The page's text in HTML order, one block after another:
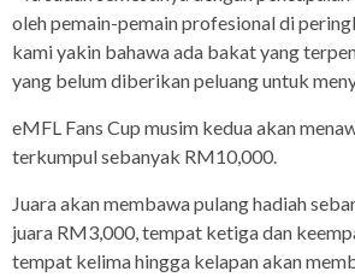
oleh pemain-pemain profesional di
kami yakin bahawa ada bakat yang
yang belum diberikan peluang untuk
eMFL Fans Cup musim kedua akan
terkumpul sebanyak RM10,000.
Juara akan membawa pulang hadiah
juara RM3,000, tempat ketiga dan
tempat kelima hingga kelapan akan